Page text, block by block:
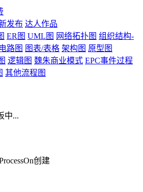
发布 达人作品
ER图 UML图 网络拓扑图 组织结构-
电路图 图表/表格 架构图 原型图
逻辑图 魏朱商业模式 EPC事件过程
其他流程图
中...
创建